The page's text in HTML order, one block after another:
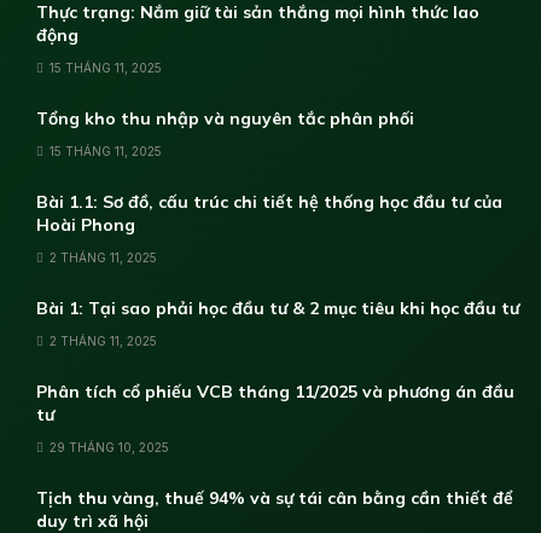
Thực trạng: Nắm giữ tài sản thắng mọi hình thức lao
động
15 THÁNG 11, 2025
Tổng kho thu nhập và nguyên tắc phân phối
15 THÁNG 11, 2025
Bài 1.1: Sơ đồ, cấu trúc chi tiết hệ thống học đầu tư của
Hoài Phong
2 THÁNG 11, 2025
Bài 1: Tại sao phải học đầu tư & 2 mục tiêu khi học đầu tư
2 THÁNG 11, 2025
Phân tích cổ phiếu VCB tháng 11/2025 và phương án đầu
tư
29 THÁNG 10, 2025
Tịch thu vàng, thuế 94% và sự tái cân bằng cần thiết để
duy trì xã hội